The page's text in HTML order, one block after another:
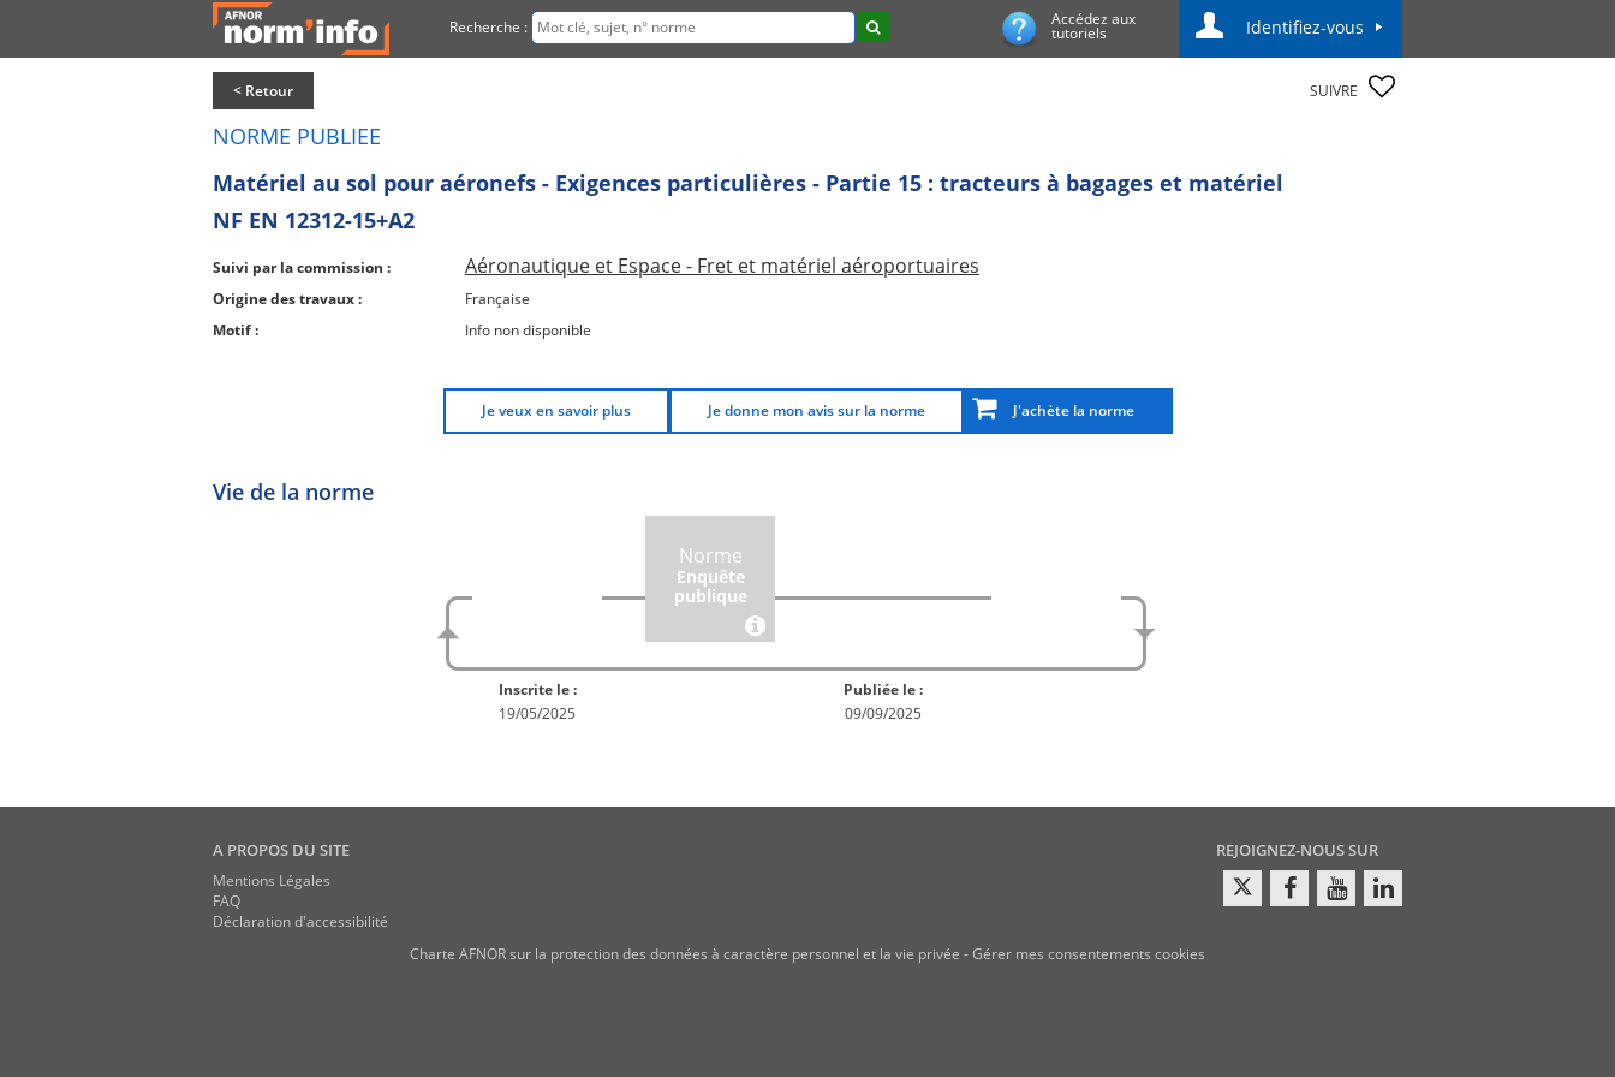
Recherche : Accédez aux
tutoriels Identifiez-vous
< Retour SUIVRE
NORME PUBLIEE
Matériel au sol pour aéronefs - Exigences particulières - Partie 15 : tracteurs à bagages et matériel
NF EN 12312-15+A2
Suivi par la commission : Aéronautique et Espace - Fret et matériel aéroportuaires
Origine des travaux :
Française
Motif :
Info non disponible
Je veux en savoir plus Je donne mon avis sur la norme J'achète la norme
Vie de la norme
Inscrite le :
19/05/2025
Norme
Enquête
publique
Publiée le :
09/09/2025
A PROPOS DU SITE
Mentions Légales
FAQ
Déclaration d'accessibilité
REJOIGNEZ-NOUS SUR
Charte AFNOR sur la protection des données à caractère personnel et la vie privée -Gérer mes consentements cookies